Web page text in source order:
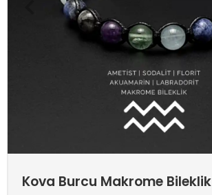
Kova Burcu Makrome Bileklik